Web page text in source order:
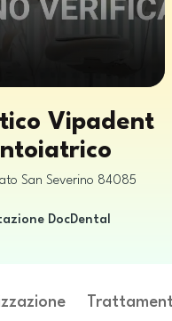
Vipadent
San Severino 84085
DocDental